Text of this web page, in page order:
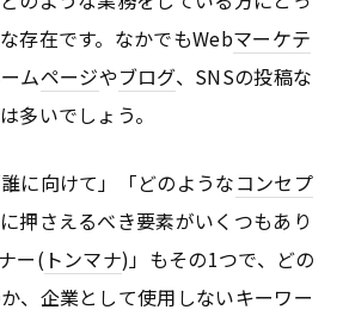
存在です。なかでもWebマーケテ
ムページやブログ、SNSの投稿な
多いでしょう。
に向けて」「どのようなコンセプ
押さえるべき要素がいくつもあり
ー( トンマナ)」もその1つで、どの
、企業として使用しないキーワー